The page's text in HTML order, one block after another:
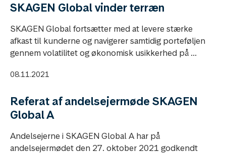
SKAGEN Global vinder terræn
SKAGEN Global fortsætter med at levere stærke
afkast til kunderne og navigerer samtidig porteføljen
gennem volatilitet og økonomisk usikkerhed på ...
08.11.2021
Referat af andelsejermøde SKAGEN
Global A
Andelsejerne i SKAGEN Global A har på
andelsejermødet den 27. oktober 2021 godkendt